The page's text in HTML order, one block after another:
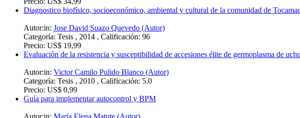
Diagnostico biofísico, socioeconómico, ambiental y cultural de la comunidad de
Autor:in: Jose David Suazo Quevedo (Autor)
Categoría: Tesis , 2014 , Calificación: 96
Precio: US$ 19,99
Evaluación de la resistencia y susceptibilidad de accesiones élite de germoplasma de
Autor:in: Victor Camilo Pulido Blanco (Autor)
Categoría: Tesis , 2010 , Calificación: 5.0
Precio: US$ 0,99
Guía para implementar autocontrol y BPM